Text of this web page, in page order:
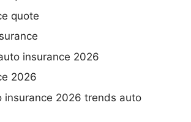
quote
insurance 2026
2026
insurance 2026 trends auto